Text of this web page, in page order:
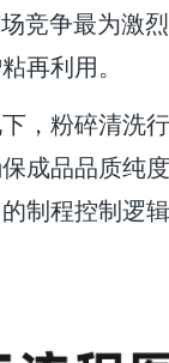
竞争最为激
再利用。
粉碎清洗
成品品质纯
程控制逻